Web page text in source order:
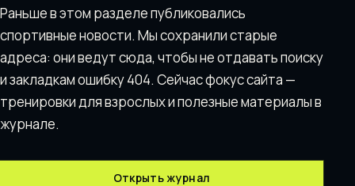
Раньше в этом разделе публиковались
спортивные новости. Мы сохранили старые
адреса: они ведут сюда, чтобы не отдавать поискy
и закладкам ошибку 404. Сейчас фокус сайта —
тренировки для взрослых и полезные материалы в
журнале.
Открыть журнал